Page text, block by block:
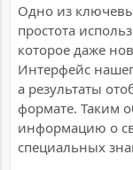
Одно из
простота
которое даже
Интерфейс
а результаты
формате. Таким
информацию о
специальных